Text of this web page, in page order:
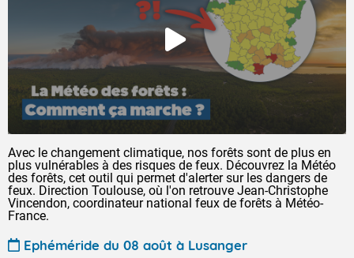
Avec le changement climatique, nos forêts sont de plus en
plus vulnérables à des risques de feux. Découvrez la Météo
des forêts, cet outil qui permet d'alerter sur les dangers de
feux. Direction Toulouse, où l'on retrouve Jean-Christophe
Vincendon, coordinateur national feux de forêts à Météo-
France.
Ephéméride du 08 août à Lusanger